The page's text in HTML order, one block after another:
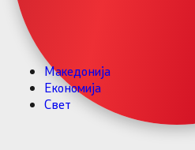
Македонија
Економија
Свет